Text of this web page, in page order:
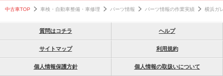
中古車TOP 車検・自動車整備・車修理 パーツ情報 パーツ情報の作業実績 横浜ガ
質問はコチラ ヘルプ
サイトマップ 利用規約
個人情報保護方針 個人情報の取扱いについて